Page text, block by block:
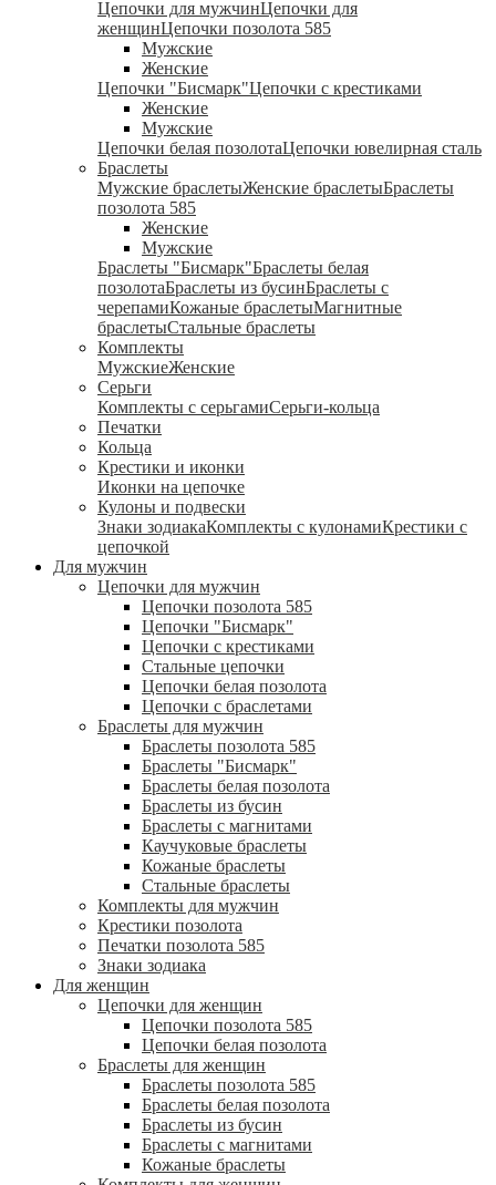
Цепочки для мужчинЦепочки для
женщинЦепочки позолота 585
Мужские
Женские
Цепочки "Бисмарк"Цепочки с крестиками
Женские
Мужские
Цепочки белая позолотаЦепочки ювелирная сталь
Браслеты
Мужские браслетыЖенские браслетыБраслеты
позолота 585
Женские
Мужские
Браслеты "Бисмарк"Браслеты белая
позолотаБраслеты из бусинБраслеты с
черепамиКожаные браслетыМагнитные
браслетыСтальные браслеты
Комплекты
МужскиеЖенские
Серьги
Комплекты с серьгамиСерьги-кольца
Печатки
Кольца
Крестики и иконки
Иконки на цепочке
Кулоны и подвески
Знаки зодиакаКомплекты с кулонамиКрестики с
цепочкой
Для мужчин
Цепочки для мужчин
Цепочки позолота 585
Цепочки "Бисмарк"
Цепочки с крестиками
Стальные цепочки
Цепочки белая позолота
Цепочки с браслетами
Браслеты для мужчин
Браслеты позолота 585
Браслеты "Бисмарк"
Браслеты белая позолота
Браслеты из бусин
Браслеты с магнитами
Каучуковые браслеты
Кожаные браслеты
Стальные браслеты
Комплекты для мужчин
Крестики позолота
Печатки позолота 585
Знаки зодиака
Для женщин
Цепочки для женщин
Цепочки позолота 585
Цепочки белая позолота
Браслеты для женщин
Браслеты позолота 585
Браслеты белая позолота
Браслеты из бусин
Браслеты с магнитами
Кожаные браслеты